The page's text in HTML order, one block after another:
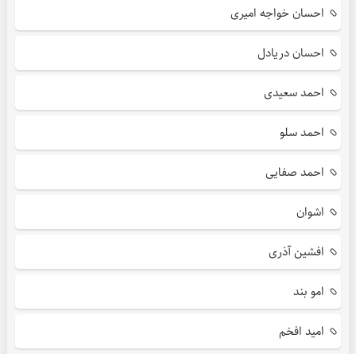
احسان خواجه امیری
احسان دریادل
احمد سعیدی
احمد سلو
احمد صفایی
اشوان
افشین آذری
امو بند
امید افخم